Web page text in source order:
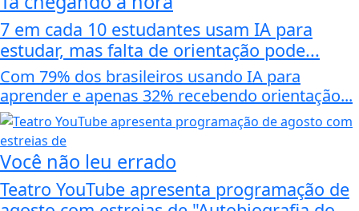
7 em cada 10 estudantes usam IA para
estudar, mas falta de orientação pode...
Com 79% dos brasileiros usando IA para
aprender e apenas 32% recebendo orientação...
Você não leu errado
Teatro YouTube apresenta programação de